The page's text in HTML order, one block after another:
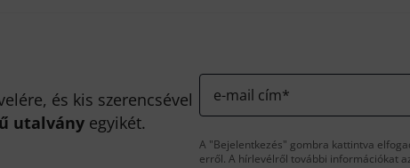
és kis szerencsével
utalvány egyikét.
e-mail cím*
A "Bejelentkezés" gombra kattintva
erről. A hírlevélről további információkat